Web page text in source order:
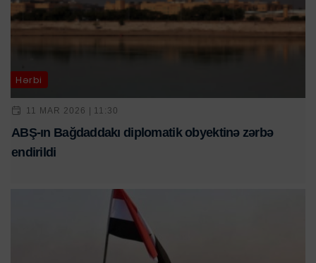
Hərbi
11 MAR 2026 | 11:30
ABŞ-ın Bağdaddakı diplomatik obyektinə zərbə
endirildi